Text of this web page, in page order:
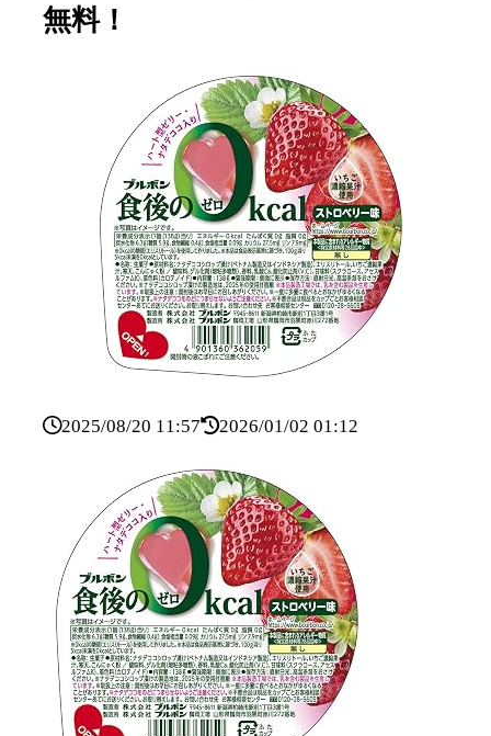
無料！
2025/08/20 11:57 2026/01/02 01:12